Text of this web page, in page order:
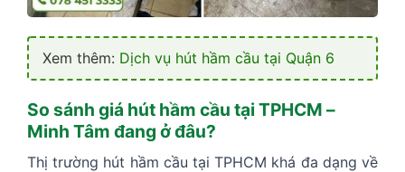
Xem thêm: Dịch vụ hút hầm cầu tại Quận 6
So sánh giá hút hầm cầu tại TPHCM –
Minh Tâm đang ở đâu?
Thị trường hút hầm cầu tại TPHCM khá đa dạng về